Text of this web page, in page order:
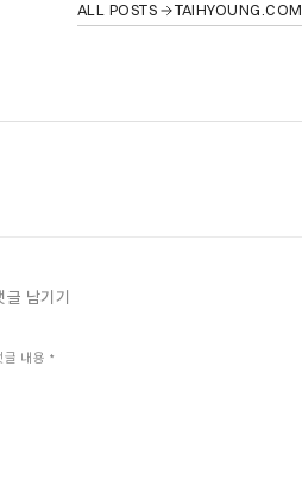
ALL POSTS TAIHYOUNG.COM
글 남기기
글 내용 *